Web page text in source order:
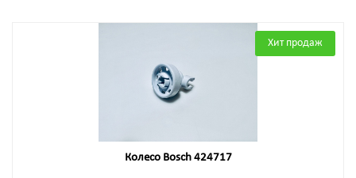
Хит продаж
Колесо Bosch 424717